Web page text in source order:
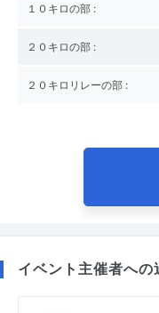
１０キロの部 :
２０キロの部 :
２０キロリレーの部 :
イベント主催者への